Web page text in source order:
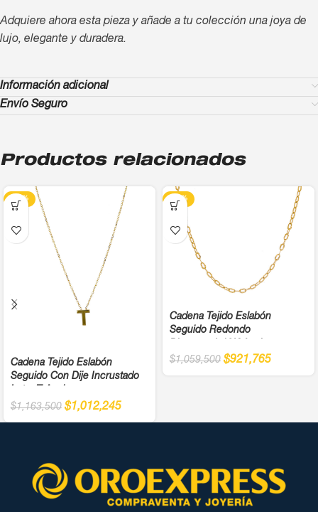
Adquiere ahora esta pieza y añade a tu colección una joya de
lujo, elegante y duradera.
Información adicional
Envío Seguro
Productos relacionados
-13%
Cadena Tejido Eslabón
Seguido Con Dije Incrustado
$1,163,500 $1,012,245
-13%
Cadena Tejido Eslabón
Seguido Redondo
$1,059,500 $921,765